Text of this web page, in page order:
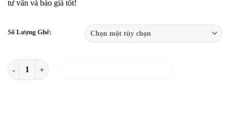
tư vấn và báo giá tốt!
Số Lượng Ghế:
Ghế Napoleon Nhựa Trắng Nguyên Khối 04 Thanh Giằng Xcom số